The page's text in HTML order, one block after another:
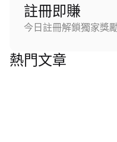
註冊即賺
今日註冊解鎖獨家獎
熱門文章